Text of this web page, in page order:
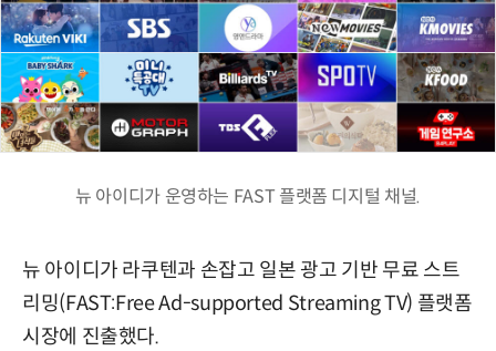
뉴 아이디가 운영하는 FAST 플랫폼 디지털 채널.
뉴 아이디가 라쿠텐과 손잡고 일본 광고 기반 무료 스트
리밍(FAST:Free Ad-supported Streaming TV) 플랫폼
시장에 진출했다.